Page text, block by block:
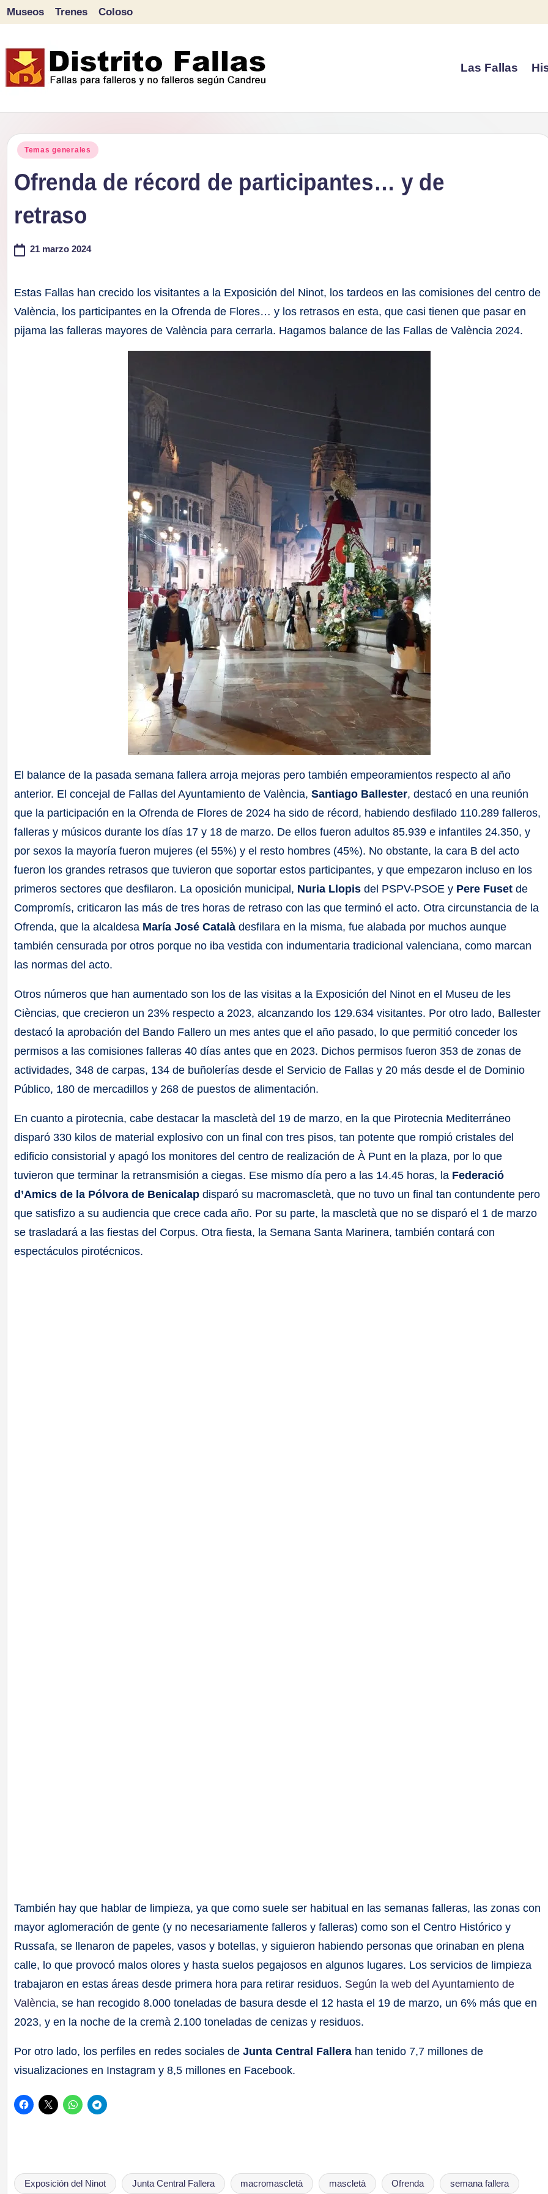
contenido
Museos Trenes Coloso
Las Fallas
Publicado
Temas generales
Ofrenda de récord de participantes… y de
retraso
21 marzo 2024
Estas Fallas han crecido los visitantes a la Exposición del Ninot, los tardeos en las comisiones del centro de
València, los participantes en la Ofrenda de Flores… y los retrasos en esta, que casi tienen que pasar en
pijama las falleras mayores de València para cerrarla. Hagamos balance de las Fallas de València 2024.
El balance de la pasada semana fallera arroja mejoras pero también empeoramientos respecto al año
anterior. El concejal de Fallas del Ayuntamiento de València,Santiago Ballester, destacó en una reunión
que la participación en la Ofrenda de Flores de 2024 ha sido de récord, habiendo desfilado 110.289 falleros,
falleras y músicos durante los días 17 y 18 de marzo. De ellos fueron adultos 85.939 e infantiles 24.350, y
por sexos la mayoría fueron mujeres (el 55%) y el resto hombres (45%). No obstante, la cara B del acto
fueron los grandes retrasos que tuvieron que soportar estos participantes, y que empezaron incluso en los
primeros sectores que desfilaron. La oposición municipal, Nuria Llopisdel PSPV-PSOE y Pere Fusetde
Compromís, criticaron las más de tres horas de retraso con las que terminó el acto. Otra circunstancia de la
Ofrenda, que la alcaldesa María José Català desfilara en la misma, fue alabada por muchos aunque
también censurada por otros porque no iba vestida con indumentaria tradicional valenciana, como marcan
las normas del acto.
Otros números que han aumentado son los de las visitas a la Exposición del Ninot en el Museu de les
Cièncias, que crecieron un 23% respecto a 2023, alcanzando los 129.634 visitantes. Por otro lado, Ballester
destacó la aprobación del Bando Fallero un mes antes que el año pasado, lo que permitió conceder los
permisos a las comisiones falleras 40 días antes que en 2023. Dichos permisos fueron 353 de zonas de
actividades, 348 de carpas, 134 de buñolerías desde el Servicio de Fallas y 20 más desde el de Dominio
Público, 180 de mercadillos y 268 de puestos de alimentación.
En cuanto a pirotecnia, cabe destacar la mascletà del 19 de marzo, en la que Pirotecnia Mediterráneo
disparó 330 kilos de material explosivo con un final con tres pisos, tan potente que rompió cristales del
edificio consistorial y apagó los monitores del centro de realización de À Punt en la plaza, por lo que
tuvieron que terminar la retransmisión a ciegas. Ese mismo día pero a las 14.45 horas, la Federació
d’Amics de la Pólvora de Benicalap disparó su macromascletà, que no tuvo un final tan contundente pero
que satisfizo a su audiencia que crece cada año. Por su parte, la mascletà que no se disparó el 1 de marzo
se trasladará a las fiestas del Corpus. Otra fiesta, la Semana Santa Marinera, también contará con
espectáculos pirotécnicos.
También hay que hablar de limpieza, ya que como suele ser habitual en las semanas falleras, las zonas con
mayor aglomeración de gente (y no necesariamente falleros y falleras) como son el Centro Histórico y
Russafa, se llenaron de papeles, vasos y botellas, y siguieron habiendo personas que orinaban en plena
calle, lo que provocó malos olores y hasta suelos pegajosos en algunos lugares. Los servicios de limpieza
trabajaron en estas áreas desde primera hora para retirar residuos. Según la web del Ayuntamiento de
València, se han recogido 8.000 toneladas de basura desde el 12 hasta el 19 de marzo, un 6% más que en
2023, y en la noche de la cremà 2.100 toneladas de cenizas y residuos.
Por otro lado, los perfiles en redes sociales de Junta Central Fallera han tenido 7,7 millones de
visualizaciones en Instagram y 8,5 millones en Facebook.
Exposición del Ninot Junta Central Fallera macromascletà mascletà Ofrenda semana fallera